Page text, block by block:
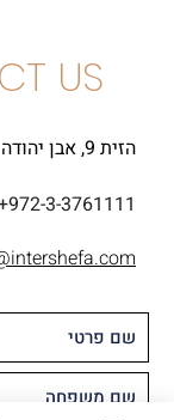
US
הזית 9, אבן יהודה
3-3761111